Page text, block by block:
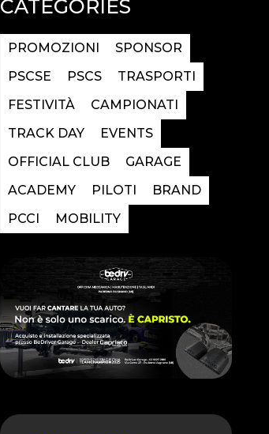
CATEGORIES
PROMOZIONI
SPONSOR
PSCSE
PSCS
TRASPORTI
FESTIVITÀ
CAMPIONATI
TRACK DAY
EVENTS
OFFICIAL CLUB
GARAGE
ACADEMY
PILOTI
BRAND
PCCI
MOBILITY